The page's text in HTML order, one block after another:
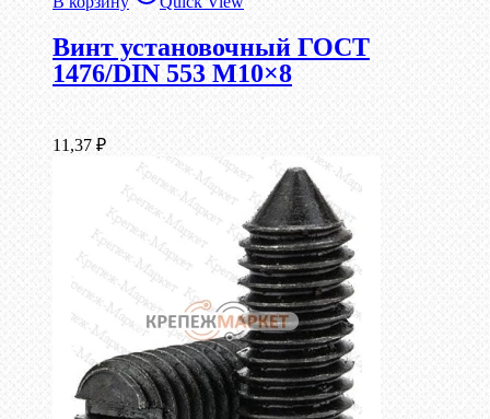
Винт установочный ГОСТ
1476/DIN 553 М10×8
11,37 ₽